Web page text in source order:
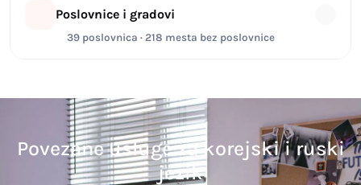
Poslovnice i gradovi
39 poslovnica · 218 mesta bez poslovnice
Povezane usluge za korejski i ruski
jezik